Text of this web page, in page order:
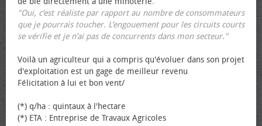
"Oui, c’est réaliste par rapport au nombre de consommateurs
que je pourrais toucher. L’engouement pour les circuits courts
se vérifie et je n’ai pas de concurrents dans mon secteur."
Voilà un agriculteur qui a compris qu'évoluer dans son projet
d'exploitation est un gage de meilleur revenu
Félicitation à lui et bon vent/
(*) q/ha : quintaux à l'hectare
(*) ETA : Entreprise de Travaux Agricoles